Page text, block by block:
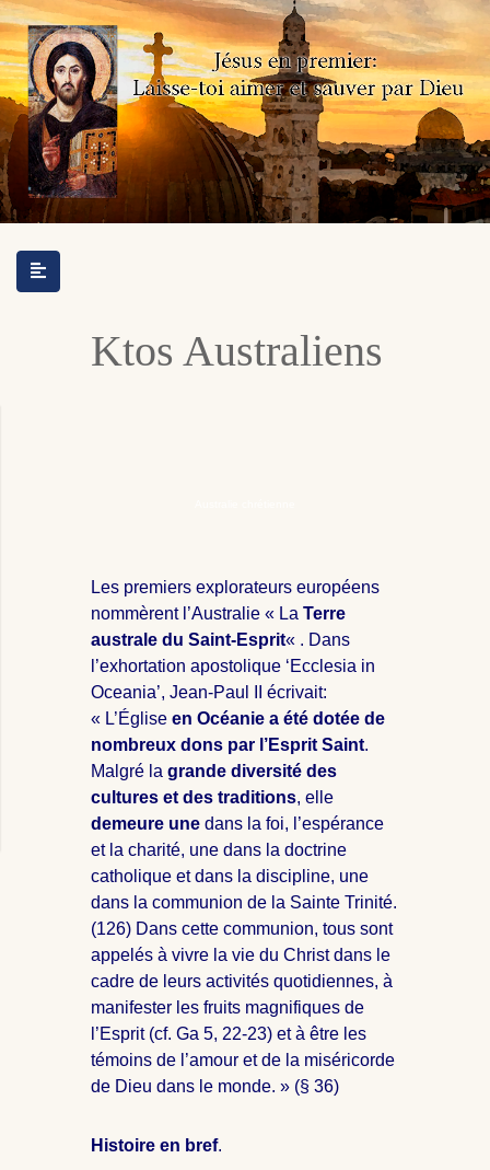
Ktos Australiens
Les premiers explorateurs européens
nommèrent l’Australie « La Terre
australe du Saint-Esprit« . Dans
l’exhortation apostolique ‘Ecclesia in
Oceania’, Jean-Paul II écrivait:
« L’Église en Océanie a été dotée de
nombreux dons par l’Esprit Saint.
Malgré la grande diversité des
cultures et des traditions, elle
demeure une dans la foi, l’espérance
et la charité, une dans la doctrine
catholique et dans la discipline, une
dans la communion de la Sainte Trinité.
(126) Dans cette communion, tous sont
appelés à vivre la vie du Christ dans le
cadre de leurs activités quotidiennes, à
manifester les fruits magnifiques de
l’Esprit (cf. Ga 5, 22-23) et à être les
témoins de l’amour et de la miséricorde
de Dieu dans le monde. » (§ 36)
Histoire en bref.